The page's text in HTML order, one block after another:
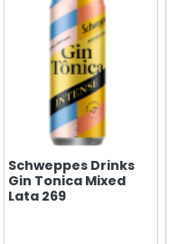
Schweppes Drinks
Gin Tonica Mixed
Lata 269